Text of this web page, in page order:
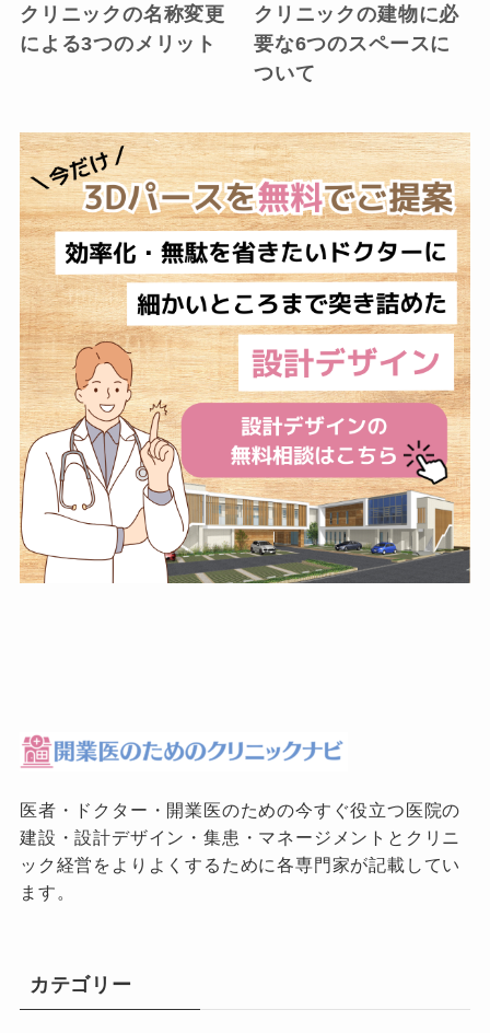
クリニックの名称変更
による3つのメリット
クリニックの建物に必
要な6つのスペースに
ついて
医者・ドクター・開業医のための今すぐ役立つ医院の
建設・設計デザイン・集患・マネージメントとクリニ
ック経営をよりよくするために各専門家が記載してい
ます。
カテゴリー